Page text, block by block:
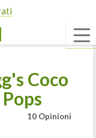
Coco
10 Opinioni